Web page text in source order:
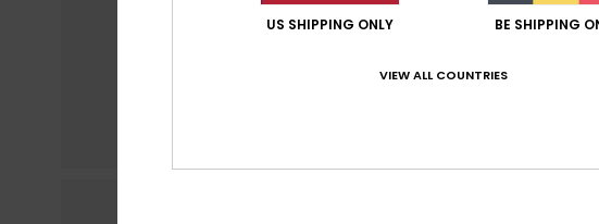
US SHIPPING ONLY BE SHIPPING
VIEW ALL COUNTRIES